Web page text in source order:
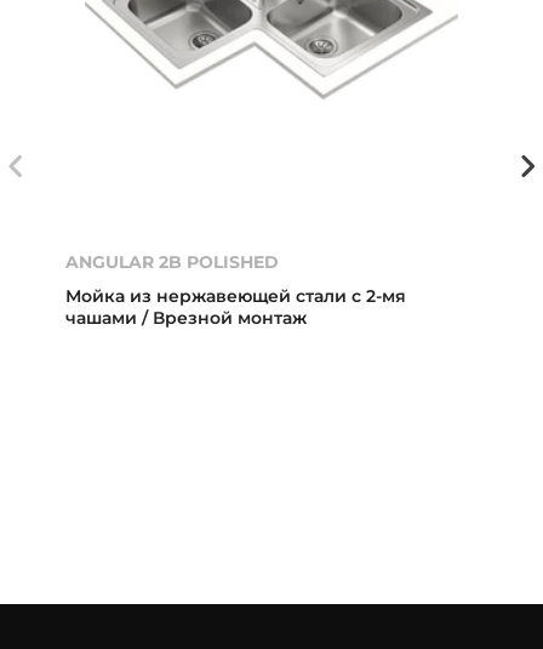
ANGULAR 2B POLISHED
Мойка из нержавеющей стали с 2-мя
чашами / Врезной монтаж